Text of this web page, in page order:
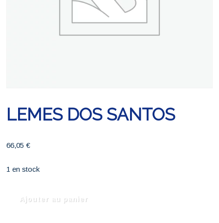
LEMES DOS SANTOS
66,05€
1 en stock
Ajouter au panier